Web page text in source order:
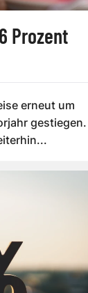
Prozent
erneut um
gestiegen.